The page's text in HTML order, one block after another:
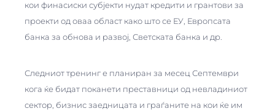
кои финасиски субјекти нудат кредити и грантови за
проекти од оваа област како што се ЕУ, Европсата
банка за обнова и развој, Светската банка и др.
Следниот тренинг е планиран за месец Септември
кога ќе бидат поканети преставници од невладиниот
сектор, бизнис заедницата и граѓаните на кои ќе им